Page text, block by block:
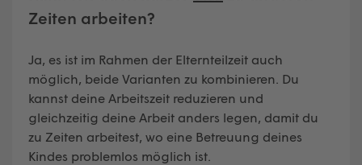
Zeiten arbeiten?
Ja, es ist im Rahmen der Elternteilzeit auch
möglich, beide Varianten zu kombinieren. Du
kannst deine Arbeitszeit reduzieren und
gleichzeitig deine Arbeit anders legen, damit du
zu Zeiten arbeitest, wo eine Betreuung deines
Kindes problemlos möglich ist.